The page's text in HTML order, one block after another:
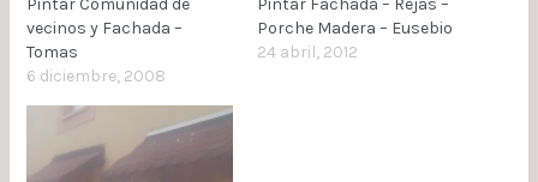
Pintar Comunidad de
vecinos y Fachada –
Tomas
6 diciembre, 2008
Pintar Fachada – Rejas –
Porche Madera – Eusebio
24 abril, 2012